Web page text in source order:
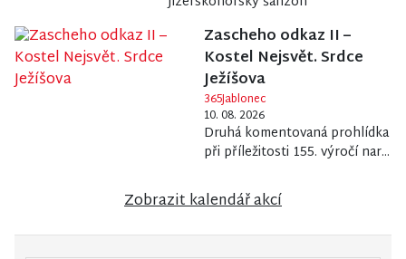
Zascheho odkaz II –
Kostel Nejsvět. Srdce
Ježíšova
365Jablonec
10. 08. 2026
Druhá komentovaná prohlídka
při příležitosti 155. výročí nar...
Zobrazit kalendář akcí